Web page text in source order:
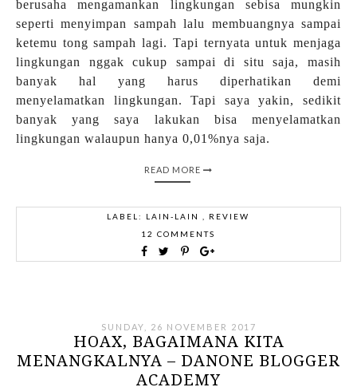
berusaha mengamankan lingkungan sebisa mungkin
seperti menyimpan sampah lalu membuangnya sampai
ketemu tong sampah lagi. Tapi ternyata untuk menjaga
lingkungan nggak cukup sampai di situ saja, masih
banyak hal yang harus diperhatikan demi
menyelamatkan lingkungan. Tapi saya yakin, sedikit
banyak yang saya lakukan bisa menyelamatkan
lingkungan walaupun hanya 0,01%nya saja.
READ MORE
LABEL: LAIN-LAIN
REVIEW
12 COMMENTS
SUNDAY, 26 NOVEMBER 2017
HOAX, BAGAIMANA KITA
MENANGKALNYA – DANONE BLOGGER
ACADEMY